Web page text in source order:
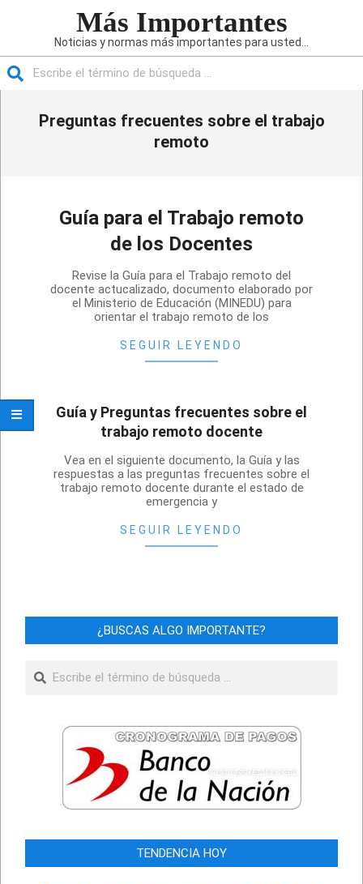
Más Importantes
Noticias y normas más importantes para usted...
Preguntas frecuentes sobre el trabajo
remoto
Guía para el Trabajo remoto
de los Docentes
05-
Revise la Guía para el Trabajo remoto del
docente actucalizado, documento elaborado por
el Ministerio de Educación (MINEDU) para
orientar el trabajo remoto de los
SEGUIR LEYENDO
Guía y Preguntas frecuentes sobre el
trabajo remoto docente
04-
22
Vea en el siguiente documento, la Guía y las
respuestas a las preguntas frecuentes sobre el
trabajo remoto docente durante el estado de
emergencia y
SEGUIR LEYENDO
¿BUSCAS ALGO IMPORTANTE?
Buscar
TENDENCIA HOY